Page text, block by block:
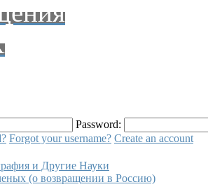
Password:
Forgot your username? Create an account
и Другие Науки
(о возвращении в Россию)